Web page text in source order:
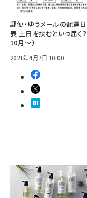
郵便・ゆうメールの配達
表 土日を挟むといつ届く
10月～）
2021年4月7日 10:00